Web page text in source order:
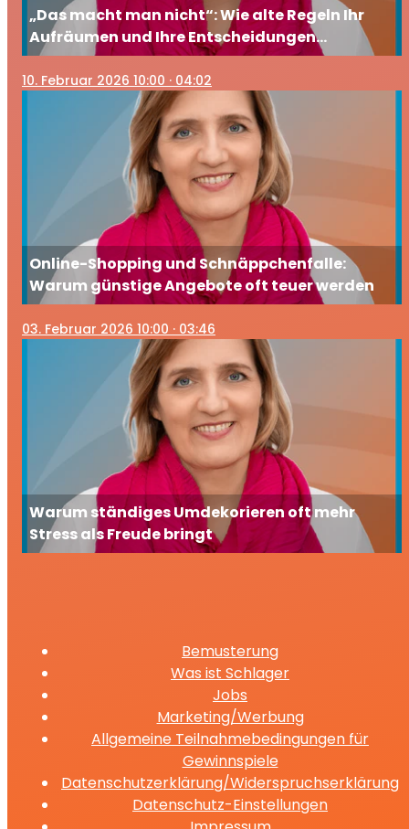
„Das macht man nicht“: Wie alte Regeln Ihr
Aufräumen und Ihre Entscheidungen
beeinflussen
10. Februar 2026 10:00 · 04:02
Online-Shopping und Schnäppchenfalle:
Warum günstige Angebote oft teuer werden
03. Februar 2026 10:00 · 03:46
Warum ständiges Umdekorieren oft mehr
Stress als Freude bringt
Bemusterung
Was ist Schlager
Jobs
Marketing/Werbung
Allgemeine Teilnahmebedingungen für
Gewinnspiele
Datenschutzerklärung/Widerspruchserklärung
Datenschutz-Einstellungen